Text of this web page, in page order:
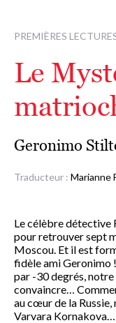
PREMIÈRES
Le
Geronimo
Traducteur : Marianne
Le célèbre détective
pour retrouver sept
Moscou. Et il est
fidèle ami Geronimo !
par -30 degrés,
convaincre…
au cœur de la
Varvara Kornakova…